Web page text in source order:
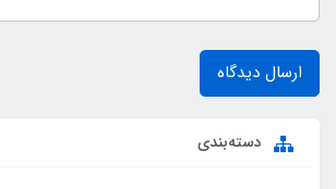
ارسال دیدگاه
دسته‌بندی